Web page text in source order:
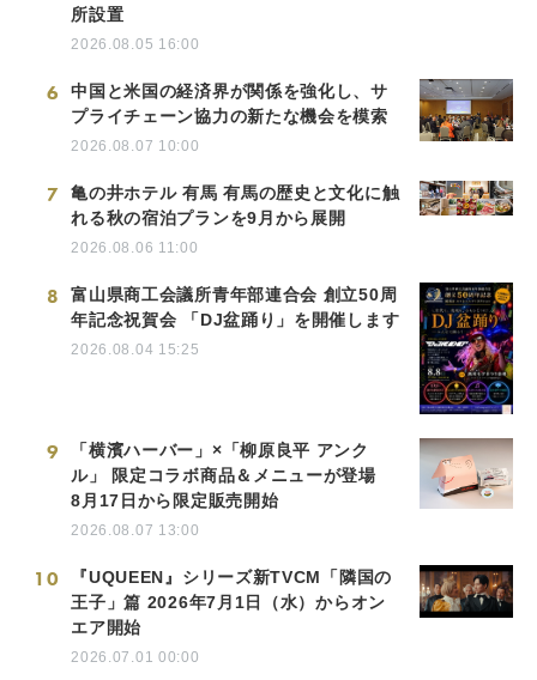
所設置
2026.08.05 16:00
6
中国と米国の経済界が関係を強化し、サ
プライチェーン協力の新たな機会を模索
2026.08.07 10:00
7
亀の井ホテル 有馬 有馬の歴史と文化に触
れる秋の宿泊プランを9月から展開
2026.08.06 11:00
8
富山県商工会議所青年部連合会 創立50周
年記念祝賀会 「DJ盆踊り」を開催します
2026.08.04 15:25
9
「横濱ハーバー」×「柳原良平 アンク
ル」 限定コラボ商品＆メニューが登場
8月17日から限定販売開始
2026.08.07 13:00
10
『UQUEEN』シリーズ新TVCM「隣国の
王子」篇 2026年7月1日（水）からオン
エア開始
2026.07.01 00:00